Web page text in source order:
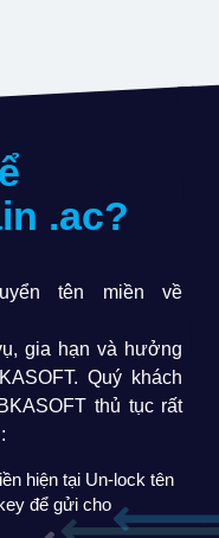
.ac?
tên miền về
gia hạn và hưởng
Quý khách
thủ tục rất
hiện tại Un-lock tên
để gửi cho